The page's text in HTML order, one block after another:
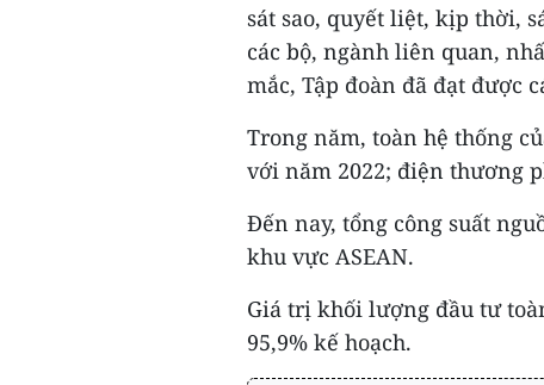
sát sao, quyết liệt, kịp thời,
các bộ, ngành liên quan,
mắc, Tập đoàn đã đạt được
Trong năm, toàn hệ thống
với năm 2022; điện thương
Đến nay, tổng công suất
khu vực ASEAN.
Giá trị khối lượng đầu tư
95,9% kế hoạch.